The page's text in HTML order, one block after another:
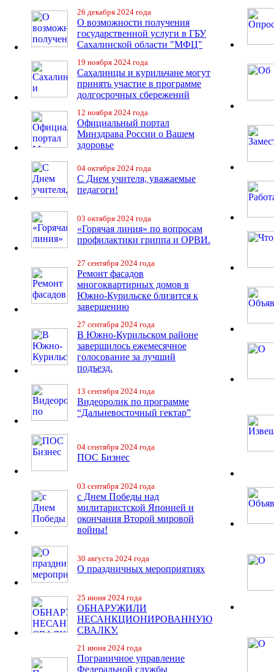
26 декабря 2024 года
О возможности получения
государственной услуги в ГБУ
Сахалинской области "МФЦ"
19 ноября 2024 года
Сахалинцы и курильчане могут
принять участие в программе
долгосрочных сбережений
12 ноября 2024 года
Официальный портал
Минздрава России о Вашем
здоровье
04 октября 2024 года
С Днем учителя, уважаемые
педагоги!
03 октября 2024 года
«Горячая линия» по вопросам
профилактики гриппа и ОРВИ.
27 сентября 2024 года
Ремонт фасадов
многоквартирных домов в
Южно-Курильске близится к
завершению
27 сентября 2024 года
В Южно-Курильском районе
завершилось ежемесячное
голосование за лучший
подъезд.
13 сентября 2024 года
Видеоролик по программе
“Дальневосточный гектар”
04 сентября 2024 года
ПОС Бизнес
03 сентября 2024 года
с Днем Победы над
милитаристской Японией и
окончания Второй мировой
войны!
30 августа 2024 года
О праздничных мероприятиях
25 июня 2024 года
ОБНАРУЖИЛИ
НЕСАНКЦИОНИРОВАННУЮ
СВАЛКУ.
21 июня 2024 года
Пограничное управление
Федеральной службы